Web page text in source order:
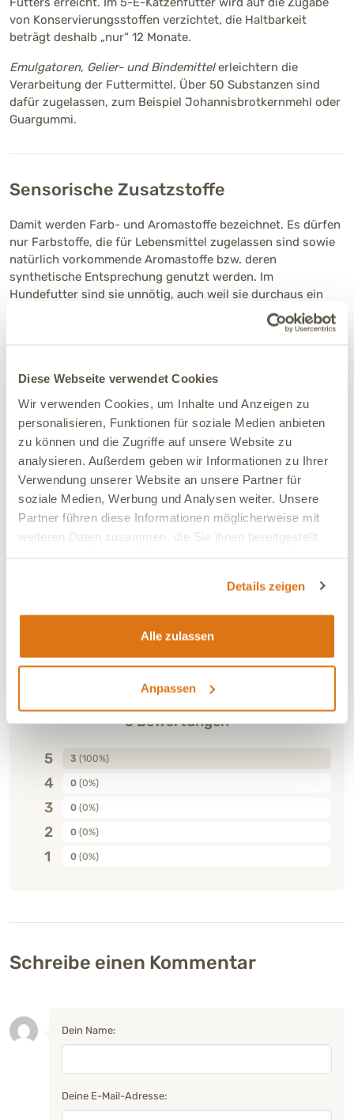
Diese Webseite verwendet Cookies
Wir verwenden Cookies, um Inhalte und Anzeigen zu
personalisieren, Funktionen für soziale Medien anbieten
zu können und die Zugriffe auf unsere Website zu
analysieren. Außerdem geben wir Informationen zu Ihrer
Verwendung unserer Website an unsere Partner für
soziale Medien, Werbung und Analysen weiter. Unsere
Partner führen diese Informationen möglicherweise mit
weiteren Daten zusammen, die Sie ihnen bereitgestellt
Details zeigen
Alle zulassen
Anpassen
von Konservierungsstoffen verzichtet, die Haltbarkeit
beträgt deshalb „nur“ 12 Monate.
Emulgatoren, Gelier- und Bindemittelerleichtern die
Verarbeitung der Futtermittel. Über 50 Substanzen sind
dafür zugelassen, zum Beispiel Johannisbrotkernmehl oder
Guargummi.
Sensorische Zusatzstoffe
Damit werden Farb- und Aromastoffe bezeichnet. Es dürfen
nur Farbstoffe, die für Lebensmittel zugelassen sind sowie
natürlich vorkommende Aromastoffe bzw. deren
synthetische Entsprechung genutzt werden. Im
Hundefutter sind sie unnötig, auch weil sie durchaus ein
Allergiepotenzial haben. 5-E Katzenfutter ist frei von Farb-
Zootechnische Zusatzstoffe
Diese Zusatzstoffe fördern die Verdauung oder dienen der
Stabilisierung der Darmflora (z.B. milchsäurebildende oder
probiotisch wirkende Mikroorganismen wie Enterococcus
faecium oder Lactobacillus acidophilus).
Bewertungen für diesen Artikel
5.0
3 Bewertungen
5 3 (100%)
4 0 (0%)
3 0 (0%)
2 0 (0%)
1 0 (0%)
Schreibe einen Kommentar
Dein Name:
Deine E-Mail-Adresse: